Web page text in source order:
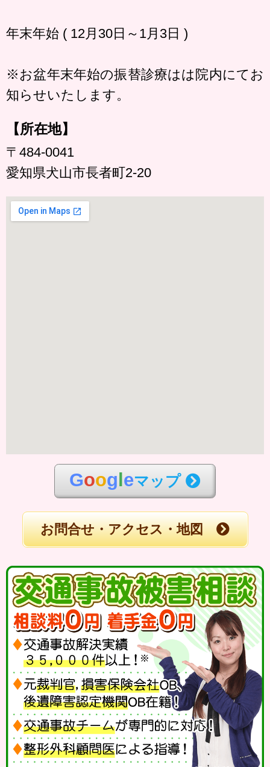
年末年始 ( 12月30日～1月3日 )
※お盆年末年始の振替診療はは院内にてお
知らせいたします。
【所在地】
〒484-0041
愛知県犬山市長者町2-20
Goog eマップ
お問合せ・アクセス・地図